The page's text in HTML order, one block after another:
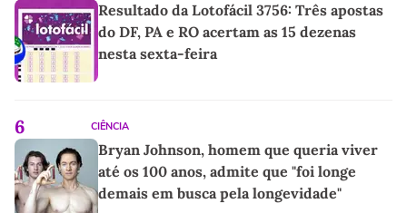
Resultado da Lotofácil 3756: Três apostas
do DF, PA e RO acertam as 15 dezenas
nesta sexta-feira
6 CIÊNCIA
Bryan Johnson, homem que queria viver
até os 100 anos, admite que "foi longe
demais em busca pela longevidade"